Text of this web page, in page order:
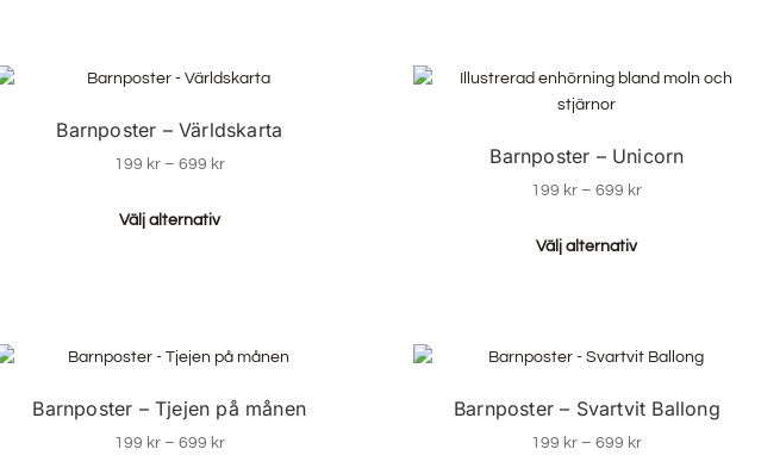
Barnposter – Världskarta
199 kr – 699 kr
Välj alternativ
Barnposter – Unicorn
199 kr – 699 kr
Välj alternativ
Barnposter – Tjejen på månen
199 kr – 699 kr
Barnposter – Svartvit Ballong
199 kr – 699 kr